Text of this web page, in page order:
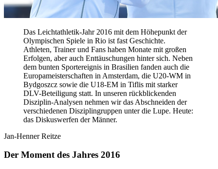
Das Leichtathletik-Jahr 2016 mit dem Höhepunkt der
Olympischen Spiele in Rio ist fast Geschichte.
Athleten, Trainer und Fans haben Monate mit großen
Erfolgen, aber auch Enttäuschungen hinter sich. Neben
dem bunten Sportereignis in Brasilien fanden auch die
Europameisterschaften in Amsterdam, die U20-WM in
Bydgoszcz sowie die U18-EM in Tiflis mit starker
DLV-Beteiligung statt. In unseren rückblickenden
Disziplin-Analysen nehmen wir das Abschneiden der
verschiedenen Disziplingruppen unter die Lupe. Heute:
das Diskuswerfen der Männer.
Jan-Henner Reitze
Der Moment des Jahres 2016